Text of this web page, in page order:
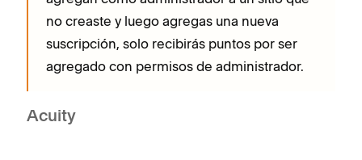
no creaste y luego agregas una nueva
suscripción, solo recibirás puntos por ser
agregado con permisos de administrador.
Acuity